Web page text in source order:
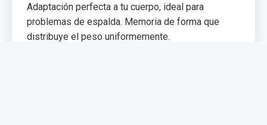
Adaptación perfecta a tu cuerpo, ideal para
problemas de espalda. Memoria de forma que
distribuye el peso uniformemente.